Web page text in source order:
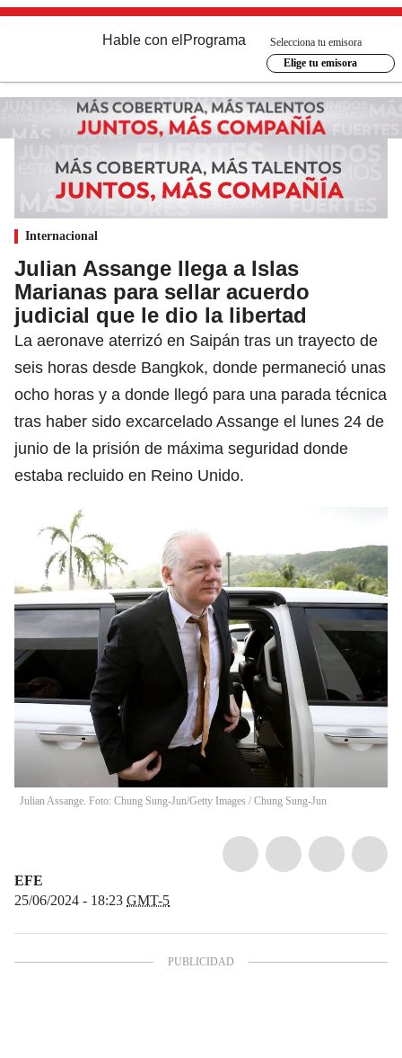
Hable con el Programa
Selecciona tu emisora
Elige tu emisora
Internacional
Julian Assange llega a Islas
Marianas para sellar acuerdo
judicial que le dio la libertad
La aeronave aterrizó en Saipán tras un trayecto de
seis horas desde Bangkok, donde permaneció unas
ocho horas y a donde llegó para una parada técnica
tras haber sido excarcelado Assange el lunes 24 de
junio de la prisión de máxima seguridad donde
estaba recluido en Reino Unido.
Julian Assange. Foto: Chung Sung-Jun/Getty Images / Chung Sung-Jun
EFE
25/06/2024 - 18:23 GMT-5